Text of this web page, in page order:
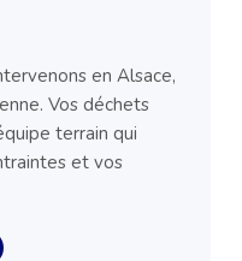
en Alsace,
Vos déchets
terrain qui
et vos